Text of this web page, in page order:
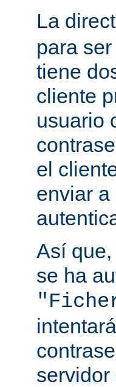
La
para
tiene
cliente
usuario
el
enviar
Así
se ha